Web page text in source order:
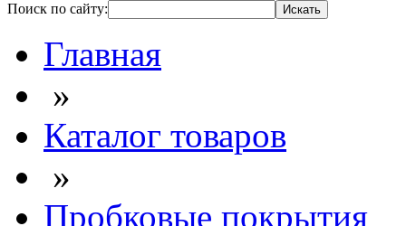
Поиск по сайту:
Главная
»
Каталог товаров
»
Пробковые покрытия